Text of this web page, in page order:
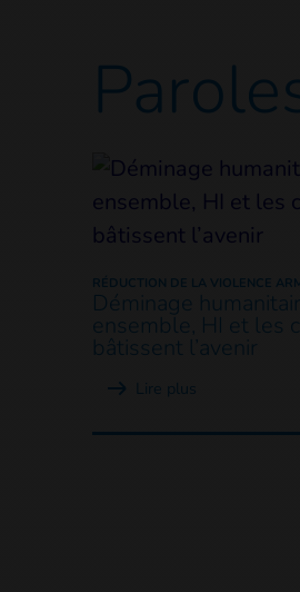
RÉDUCTION DE LA VIOLENCE
Déminage
ensemble, HI et les
bâtissent l’avenir
Lire plus